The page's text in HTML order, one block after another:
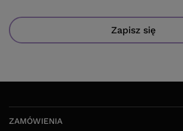
Zapisz się
ZAMÓWIENIA